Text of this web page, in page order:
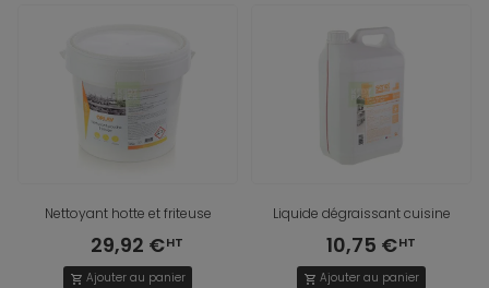
Nettoyant hotte et friteuse
29,92 €
shopping_cart Ajouter au panier
Liquide dégraissant cuisine
10,75 €
shopping_cart Ajouter au panier